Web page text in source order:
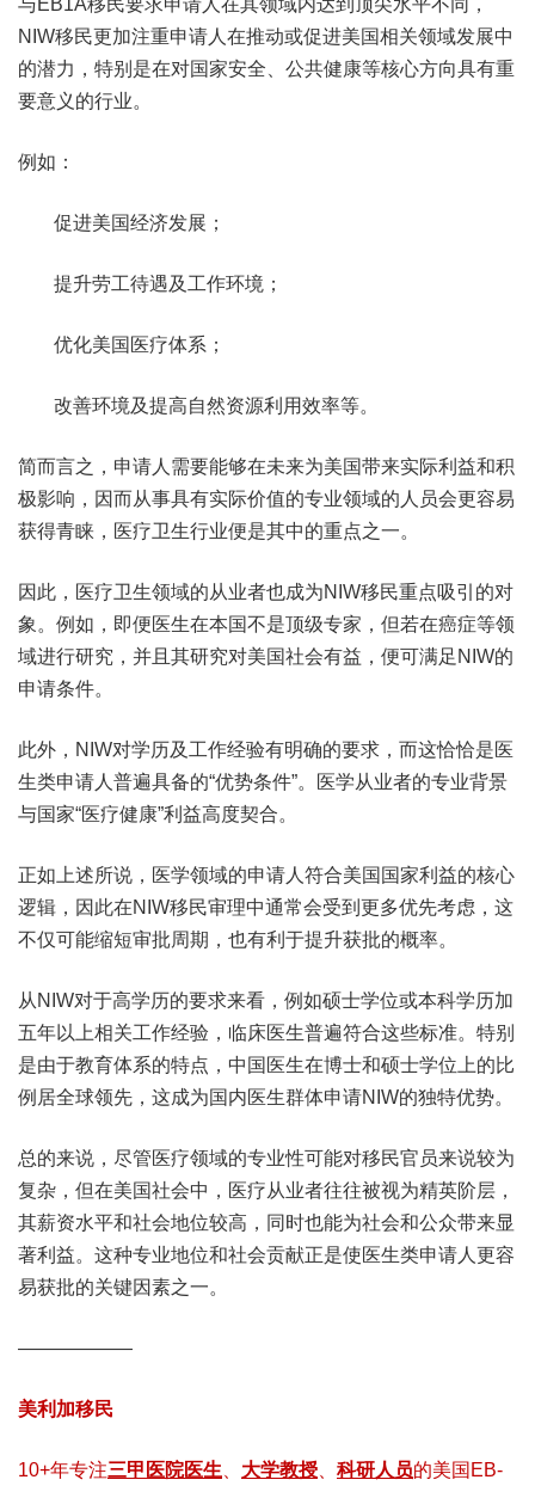
与EB1A移民要求申请人在其领域内达到顶尖水平不同，
NIW移民更加注重申请人在推动或促进美国相关领域发展中
的潜力，特别是在对国家安全、公共健康等核心方向具有重
要意义的行业。
例如：
促进美国经济发展；
提升劳工待遇及工作环境；
优化美国医疗体系；
改善环境及提高自然资源利用效率等。
简而言之，申请人需要能够在未来为美国带来实际利益和积
极影响，因而从事具有实际价值的专业领域的人员会更容易
获得青睐，医疗卫生行业便是其中的重点之一。
因此，医疗卫生领域的从业者也成为NIW移民重点吸引的对
象。例如，即便医生在本国不是顶级专家，但若在癌症等领
域进行研究，并且其研究对美国社会有益，便可满足NIW的
申请条件。
此外，NIW对学历及工作经验有明确的要求，而这恰恰是医
生类申请人普遍具备的“优势条件”。医学从业者的专业背景
与国家“医疗健康”利益高度契合。
正如上述所说，医学领域的申请人符合美国国家利益的核心
逻辑，因此在NIW移民审理中通常会受到更多优先考虑，这
不仅可能缩短审批周期，也有利于提升获批的概率。
从NIW对于高学历的要求来看，例如硕士学位或本科学历加
五年以上相关工作经验，临床医生普遍符合这些标准。特别
是由于教育体系的特点，中国医生在博士和硕士学位上的比
例居全球领先，这成为国内医生群体申请NIW的独特优势。
总的来说，尽管医疗领域的专业性可能对移民官员来说较为
复杂，但在美国社会中，医疗从业者往往被视为精英阶层，
其薪资水平和社会地位较高，同时也能为社会和公众带来显
著利益。这种专业地位和社会贡献正是使医生类申请人更容
易获批的关键因素之一。
——————
美利加移民
10+年专注三甲医院医生 大学教授 科研人员的美国EB-